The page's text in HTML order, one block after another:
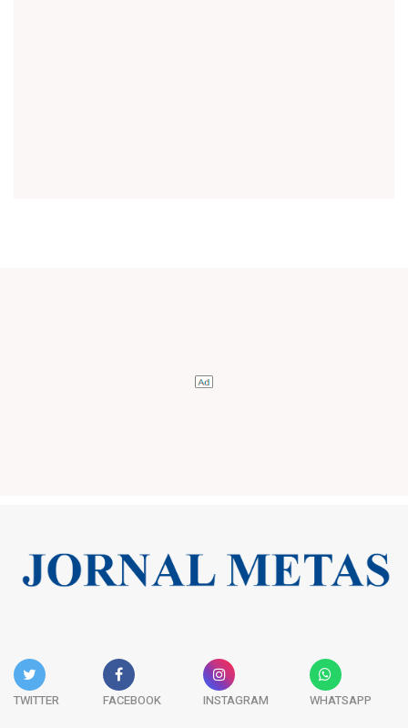
TWITTER FACEBOOK INSTAGRAM WHATSAPP